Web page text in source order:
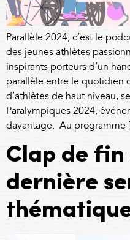
Parallèle 2024, c’est le
des jeunes athlètes
inspirants porteurs d’un
parallèle entre le quotidien
d’athlètes de haut niveau,
Paralympiques 2024,
davantage. Au
Clap de fin
dernière